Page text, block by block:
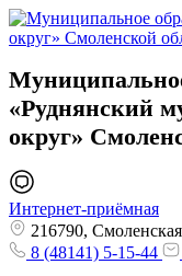
«Руднянский
округ»
Интернет-приёмная
216790,
8 (48141) 5-15-44